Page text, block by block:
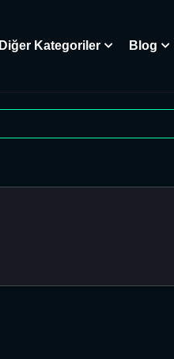
Diğer Kategoriler Blog